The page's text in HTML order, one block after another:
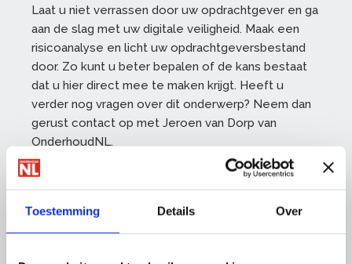
Toestemming Details Over
Laat u niet verrassen door uw opdrachtgever en ga
aan de slag met uw digitale veiligheid. Maak een
risicoanalyse en licht uw opdrachtgeversbestand
door. Zo kunt u beter bepalen of de kans bestaat
dat u hier direct mee te maken krijgt. Heeft u
verder nog vragen over dit onderwerp? Neem dan
gerust contact op met Jeroen van Dorp van
OnderhoudNL.
Stuur uw vragen per e-mail naar Jeroen van